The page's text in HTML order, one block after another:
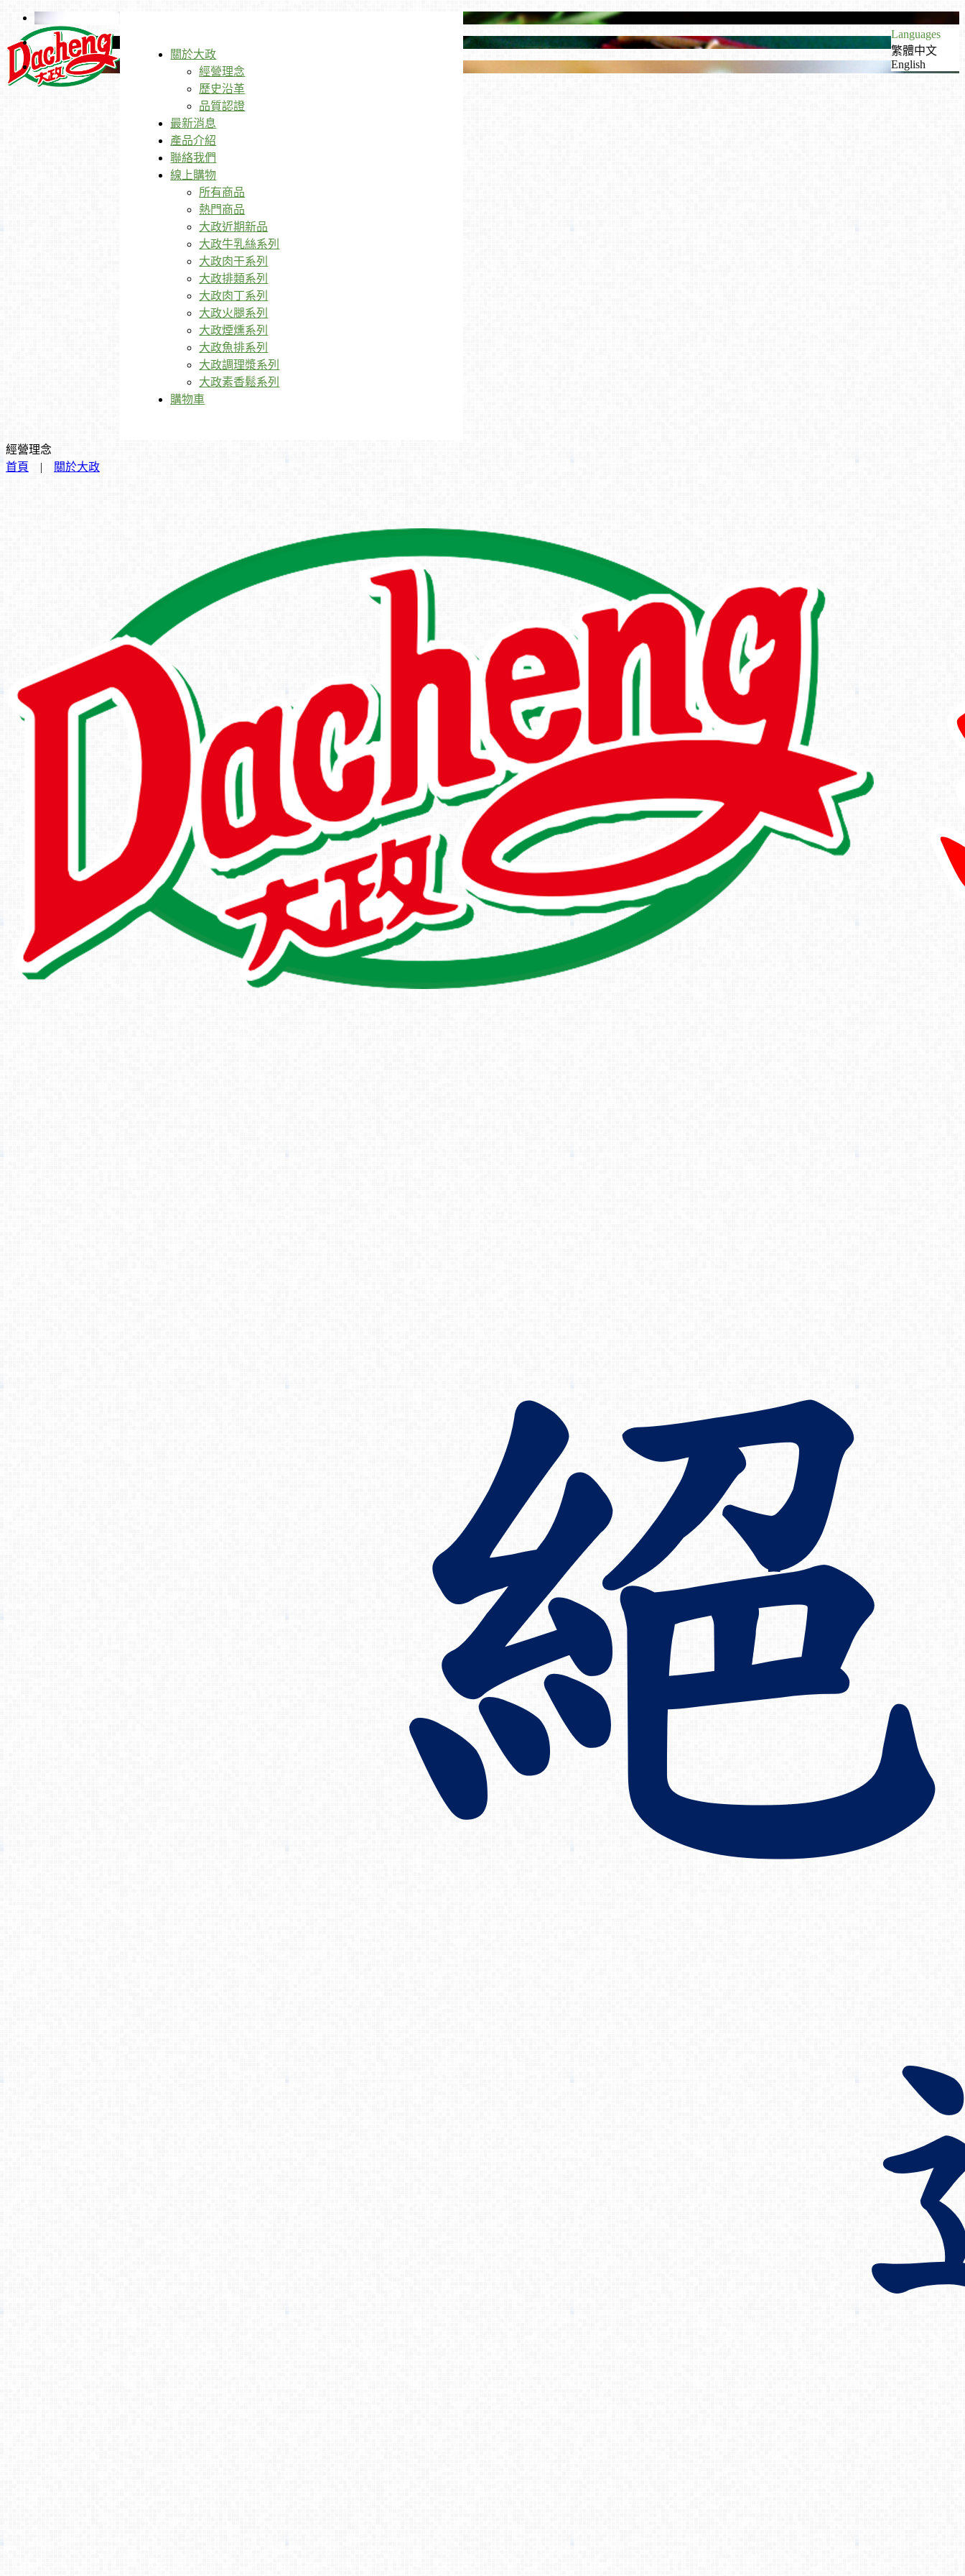
關於大政
經營理念
歷史沿革
品質認證
最新消息
產品介紹
聯絡我們
線上購物
所有商品
熱門商品
大政近期新品
大政牛乳絲系列
大政肉干系列
大政排類系列
大政肉丁系列
大政火腿系列
大政煙燻系列
大政魚排系列
大政調理漿系列
大政素香鬆系列
購物車
Languages
繁體中文
English
經營理念
首頁 | 關於大政